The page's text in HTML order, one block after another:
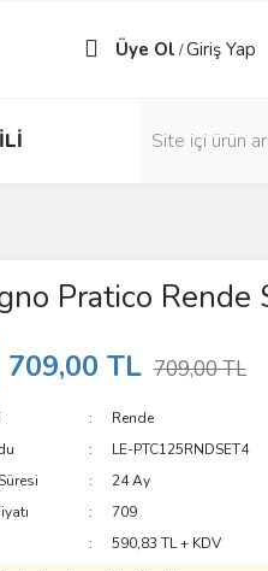
Üye Ol /Giriş Yap
Pratico Rende
709,00 TL 709,00 TL
Rende
LE-PTC125RNDSET4
24 Ay
709
590,83 TL + KDV